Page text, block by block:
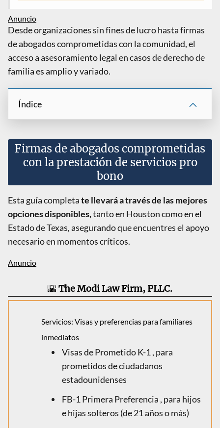
Desde organizaciones sin fines de lucro hasta firmas
de abogados comprometidas con la comunidad, el
acceso a asesoramiento legal en casos de derecho de
familia es amplio y variado.
Índice
Firmas de abogados comprometidas
con la prestación de servicios pro
bono
Esta guía completate llevará a través de las mejores
opciones disponibles,tanto en Houston como en el
Estado de Texas, asegurando que encuentres el apoyo
necesario en momentos críticos.
🌇 The Modi Law Firm, PLLC.
Servicios: Visas y preferencias para familiares
inmediatos
Visas de Prometido K-1 , para
prometidos de ciudadanos
estadounidenses
FB-1 Primera Preferencia , para hijos
e hijas solteros (de 21 años o más)